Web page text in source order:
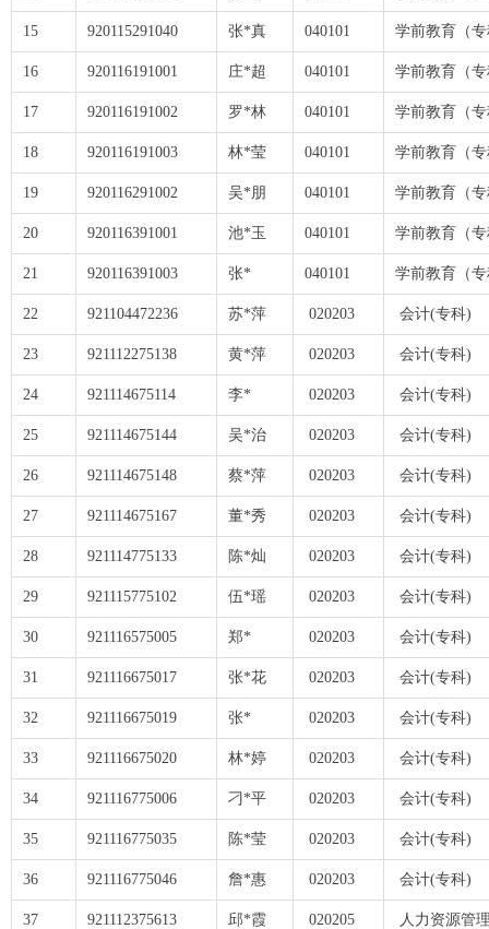
15 920115291040 张*真 040101 学前教育（
16 920116191001 庄*超 040101 学前教育（
17 920116191002 罗*林 040101 学前教育（
18 920116191003 林*莹 040101 学前教育（
19 920116291002 吴*朋 040101 学前教育（
20 920116391001 池*玉 040101 学前教育（
21 920116391003 张* 040101 学前教育（
22 921104472236 苏*萍 020203 会计(专科)
23 921112275138 黄*萍 020203 会计(专科)
24 921114675114 李* 020203 会计(专科)
25 921114675144 吴*治 020203 会计(专科)
26 921114675148 蔡*萍 020203 会计(专科)
27 921114675167 董*秀 020203 会计(专科)
28 921114775133 陈*灿 020203 会计(专科)
29 921115775102 伍*瑶 020203 会计(专科)
30 921116575005 郑* 020203 会计(专科)
31 921116675017 张*花 020203 会计(专科)
32 921116675019 张* 020203 会计(专科)
33 921116675020 林*婷 020203 会计(专科)
34 921116775006 刁*平 020203 会计(专科)
35 921116775035 陈*莹 020203 会计(专科)
36 921116775046 詹*惠 020203 会计(专科)
37 921112375613 邱*霞 020205 人力资源管